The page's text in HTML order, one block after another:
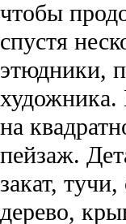
чтобы
спустя
этюдники,
художника.
на
пейзаж.
закат,
дерево,